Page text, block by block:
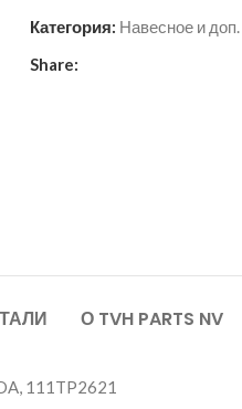
Категория: Навесное и
Share:
О TVH PARTS NV
111TP2621